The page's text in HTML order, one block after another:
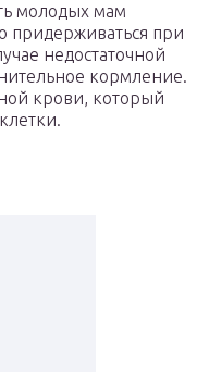
молодых мам
придерживаться при
недостаточной
кормление.
крови, который